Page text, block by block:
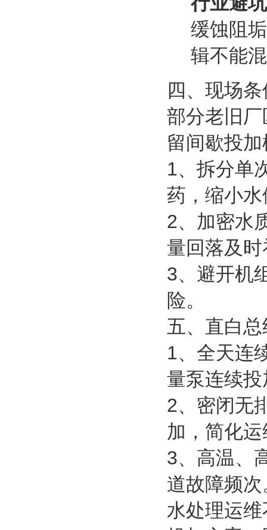
缓蚀阻
辑不能
四、现场
部分老旧
留间歇投
1、拆分单
药，缩小
2、加密水
量回落及
3、避开机
险。
五、直白
1、全天连
量泵连续
2、密闭无
加，简化
3、高温、
道故障频次
水处理运